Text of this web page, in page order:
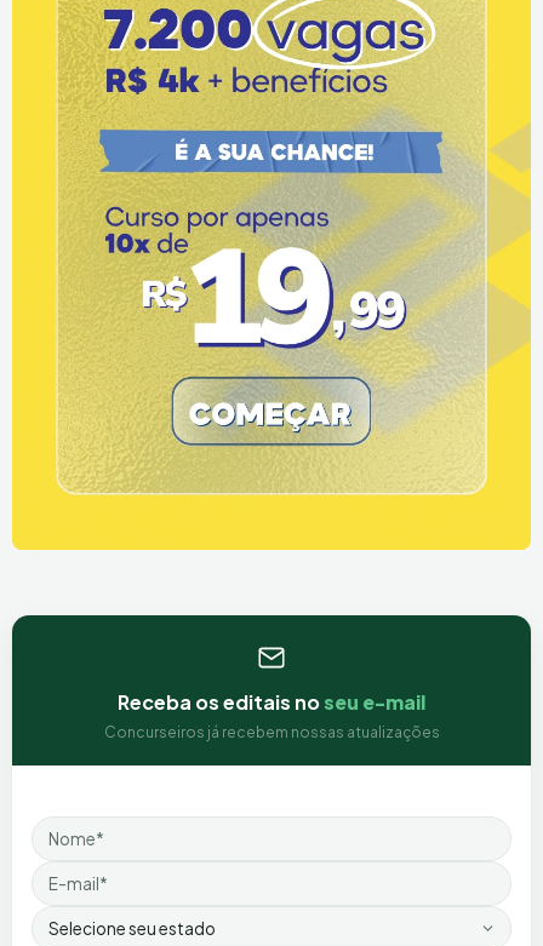
Receba os editais noseu e-mail
Concurseiros já recebem nossas atualizações
Nome
Email
Estado